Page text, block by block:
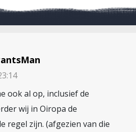
ook al op, inclusief de
wij in Oiropa de
regel zijn. (afgezien van die